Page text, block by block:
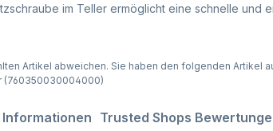
im Teller ermöglicht eine schnelle und
Artikel abweichen. Sie haben den folgenden Artikel
(760350030004000)
Trusted Shops